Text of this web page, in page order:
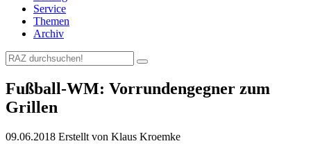
Service
Themen
Archiv
Fußball-WM: Vorrundengegner zum
Grillen
09.06.2018 Erstellt von Klaus Kroemke